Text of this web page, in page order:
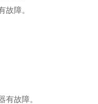
故障。
有故障。